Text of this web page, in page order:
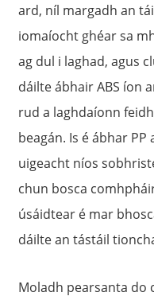
ard, níl margadh an
iomaíocht ghéar sa
ag dul i laghad, agus
dáilte ábhair ABS íon
rud a laghdaíonn
beagán. Is é ábhar
uigeacht níos
chun bosca
úsáidtear é mar
dáilte an tástáil
Moladh pearsanta do